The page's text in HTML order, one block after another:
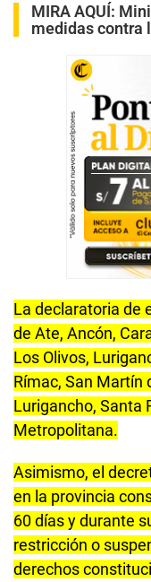
MIRA AQUÍ:
medidas contra
La declaratoria de
de Ate, Ancón,
Los Olivos,
Rímac, San Martín
Lurigancho, Santa
Metropolitana.
Asimismo, el
en la provincia
60 días y durante
restricción o
derechos